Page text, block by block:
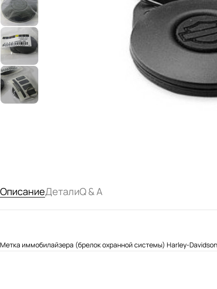
ОписаниеДеталиQ & A
Метка иммобилайзера (брелок охранной системы) Harley-